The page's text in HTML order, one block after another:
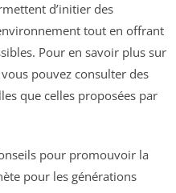
d’initier des
tout en offrant
Pour en savoir plus sur
pouvez consulter des
que celles proposées par